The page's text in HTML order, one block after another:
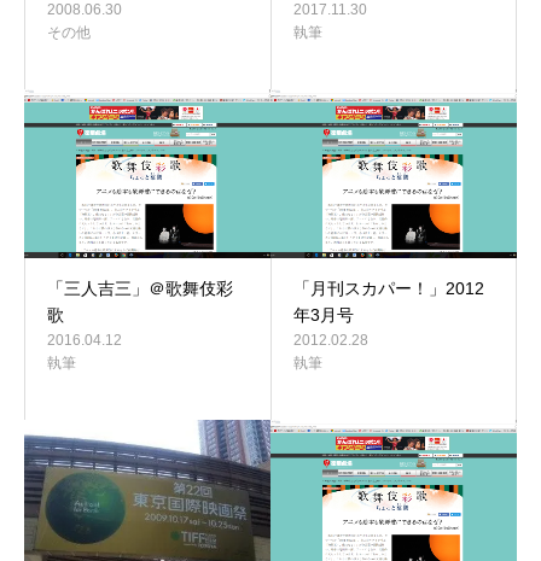
2008.06.30
その他
2017.11.30
執筆
「三人吉三」＠歌舞伎彩
歌
2016.04.12
執筆
「月刊スカパー！」2012
年3月号
2012.02.28
執筆